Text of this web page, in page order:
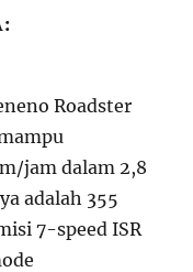
Roadster
jam dalam 2,8
adalah 355
7-speed ISR